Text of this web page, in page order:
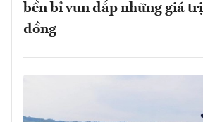
bền bỉ vun đắp những giá
đồng